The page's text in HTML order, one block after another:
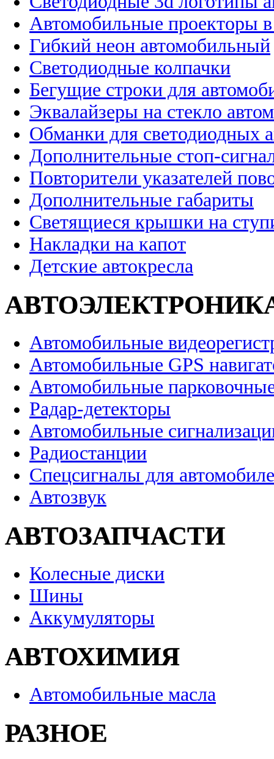
Автомобильные проекторы
Гибкий неон автомобильный
Светодиодные колпачки
Бегущие строки для
Эквалайзеры на стекло
Обманки для светодиодных
Дополнительные стоп-
Повторители указателей
Дополнительные габариты
Светящиеся крышки на
Накладки на капот
Детские автокресла
Автомобильные
Автомобильные GPS
Автомобильные
Радар-детекторы
Автомобильные
Радиостанции
Спецсигналы для
Автозвук
АВТОЗАПЧАСТИ
Колесные диски
Шины
Аккумуляторы
АВТОХИМИЯ
Автомобильные масла
РАЗНОЕ